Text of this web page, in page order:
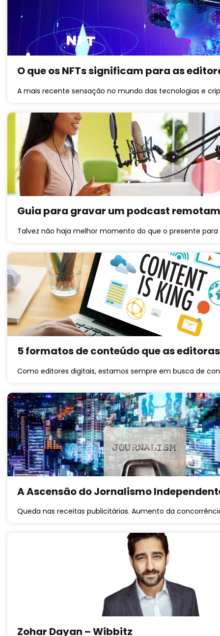
O que os NFTs significam para as
A mais recente sensação no mundo das tecnologias e
Guia para gravar um podcast
Talvez não haja melhor momento do que o presente
5 formatos de conteúdo que as
Como editores digitais, estamos sempre em busca de
A Ascensão do Jornalismo
Queda nas receitas publicitárias. Aumento da
Zohar Dayan – Wibbitz